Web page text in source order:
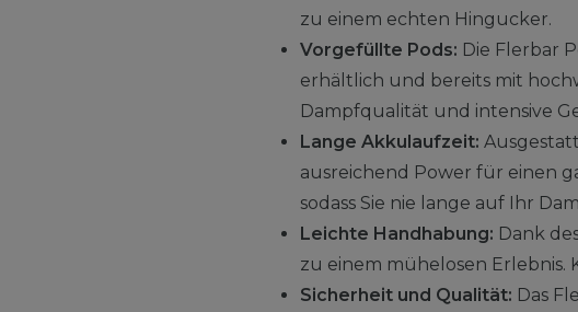
zu einem echten Hingucker.
Vorgefüllte Pods: Die Flerbar
erhältlich und bereits mit
Dampfqualität und intensive
Lange Akkulaufzeit:
ausreichend Power für einen
sodass Sie nie lange auf Ihr
Leichte Handhabung: Dank
zu einem mühelosen Erlebnis.
Sicherheit und Qualität: Das